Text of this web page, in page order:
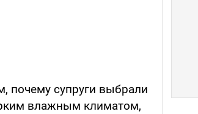
почему супруги выбрали
влажным климатом,